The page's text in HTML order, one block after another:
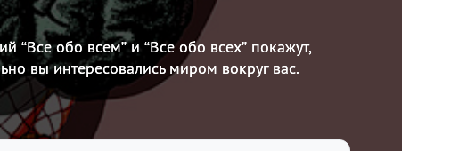
“Все обо всем” и “Все обо всех” покажут,
вы интересовались миром вокруг вас.